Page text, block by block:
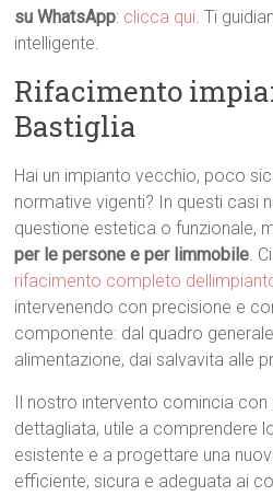
su WhatsApp: clicca qui. Ti
intelligente.
Rifacimento
Bastiglia
Hai un impianto vecchio, poco
normative vigenti? In questi casi
questione estetica o funzionale,
per le persone e per limmobile.
rifacimento completo
intervenendo con precisione e
componente: dal quadro
alimentazione, dai salvavita alle
Il nostro intervento comincia con
dettagliata, utile a comprendere
esistente e a progettare una
efficiente, sicura e adeguata ai